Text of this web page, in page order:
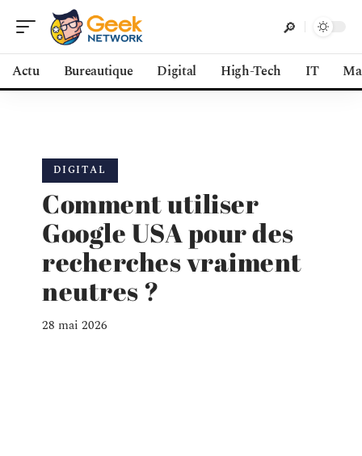
Actu Bureautique Digital High-Tech IT
DIGITAL
Comment utiliser
Google USA pour des
recherches vraiment
neutres ?
28 mai 2026